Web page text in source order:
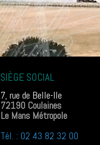
SIÈGE SOCIAL
7, rue de Belle-Ile
72190 Coulaines
Le Mans Métropole
Tél. : 02 43 82 32 00